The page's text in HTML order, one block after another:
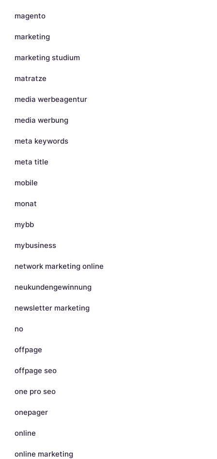
magento
marketing
marketing studium
matratze
media werbeagentur
media werbung
meta keywords
meta title
mobile
monat
mybb
mybusiness
network marketing online
neukundengewinnung
newsletter marketing
no
offpage
offpage seo
one pro seo
onepager
online
online marketing